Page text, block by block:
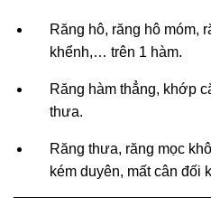
Răng hô, răng hô móm,
khểnh,… trên 1 hàm.
Răng hàm thẳng, khớp
thưa.
Răng thưa, răng mọc
kém duyên, mất cân đối